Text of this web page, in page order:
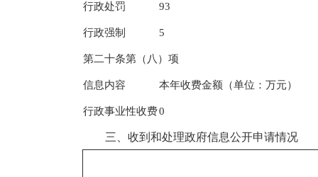
行政处罚 93
行政强制 5
第二十条第（八）项
信息内容 本年收费金额（单位：万元）
行政事业性收费0
三、收到和处理政府信息公开申请情况